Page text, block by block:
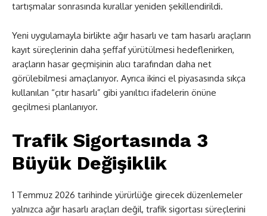
tartışmalar sonrasında kurallar yeniden şekillendirildi.
Yeni uygulamayla birlikte ağır hasarlı ve tam hasarlı araçların
kayıt süreçlerinin daha şeffaf yürütülmesi hedeflenirken,
araçların hasar geçmişinin alıcı tarafından daha net
görülebilmesi amaçlanıyor. Ayrıca ikinci el piyasasında sıkça
kullanılan “çıtır hasarlı” gibi yanıltıcı ifadelerin önüne
geçilmesi planlanıyor.
Trafik Sigortasında 3
Büyük Değişiklik
1 Temmuz 2026 tarihinde yürürlüğe girecek düzenlemeler
yalnızca ağır hasarlı araçları değil, trafik sigortası süreçlerini